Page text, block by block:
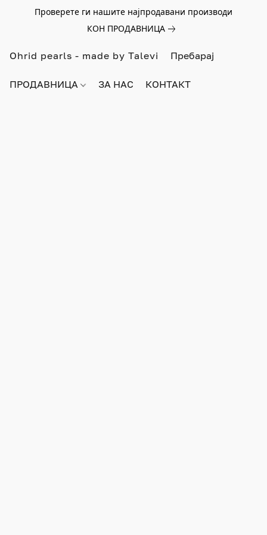
Проверете ги нашите најпродавани производи
КОН ПРОДАВНИЦА
Ohrid pearls - made by Talevi
ПРОДАВНИЦА ЗА НАС КОНТАКТ